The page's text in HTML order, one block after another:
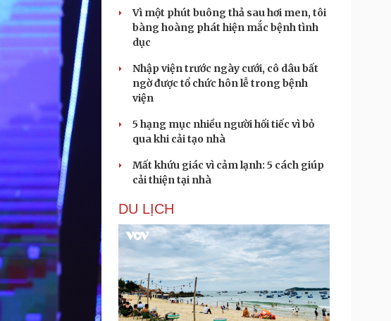
check-in
Cửa sổ tình yêu
Kể chuyện cho bé
Hạt giống tâm hồn
Vì một phút buông thả sau hơi men, tôi
bàng hoàng phát hiện mắc bệnh tình
dục
Nhập viện trước ngày cưới, cô dâu bất
ngờ được tổ chức hôn lễ trong bệnh
viện
5 hạng mục nhiều người hối tiếc vì bỏ
qua khi cải tạo nhà
Mất khứu giác vì cảm lạnh: 5 cách giúp
cải thiện tại nhà
DU LỊCH